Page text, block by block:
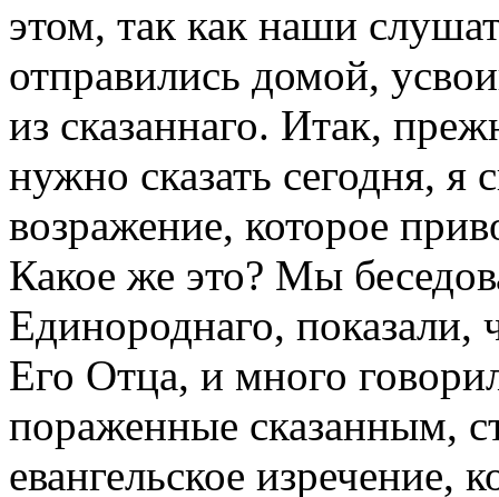
этом, так как наши
отправились домой,
из сказаннаго. Итак,
нужно сказать сегодня, я
возражение, которое
Какое же это? Мы
Единороднаго, показали,
Его Отца, и много
пораженные сказанным,
евангельское изречение,